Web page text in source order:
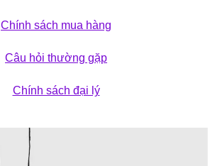
Chính sách mua hàng
Câu hỏi thường gặp
Chính sách đại lý